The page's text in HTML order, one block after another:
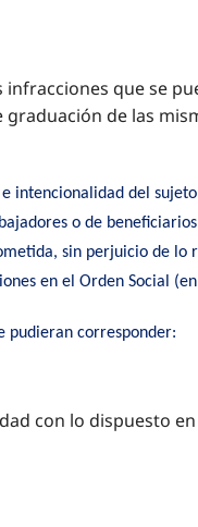
que se
de las
e intencionalidad del
o de
sin perjuicio de lo
en el Orden Social (en
pudieran corresponder:
con lo dispuesto